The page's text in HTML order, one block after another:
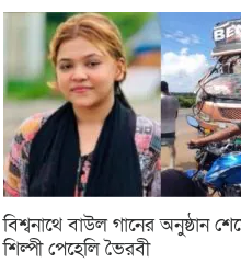
বিশ্বনাথে বাউল গানের অনুষ্ঠান
শিল্পী পেহেলি ভৈরবী